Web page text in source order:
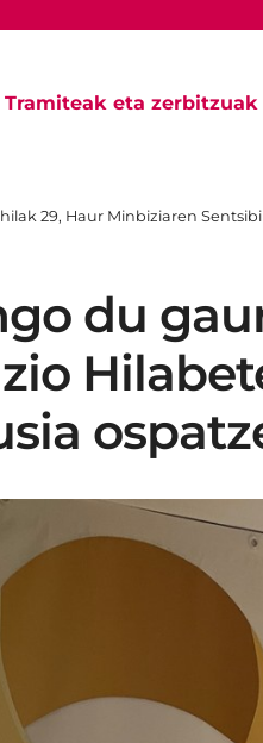
Tramiteak eta zerbitzuak
29, Haur Minbiziaren
du